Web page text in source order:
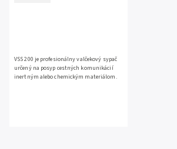
VSS 200 je profesionálny valčekový sypač
určený na posyp cestných komunikácií
inertným alebo chemickým materiálom.